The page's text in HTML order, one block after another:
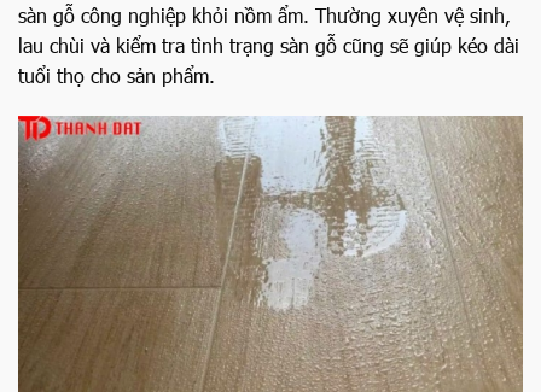
sàn gỗ công nghiệp khỏi nồm ẩm. Thường xuyên vệ sinh,
lau chùi và kiểm tra tình trạng sàn gỗ cũng sẽ giúp kéo dài
tuổi thọ cho sản phẩm.